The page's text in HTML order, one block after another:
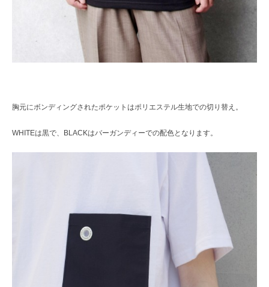
胸元にボンディングされたポケットはポリエステル生地での切り替え。
WHITEは黒で、BLACKはバーガンディーでの配色となります。